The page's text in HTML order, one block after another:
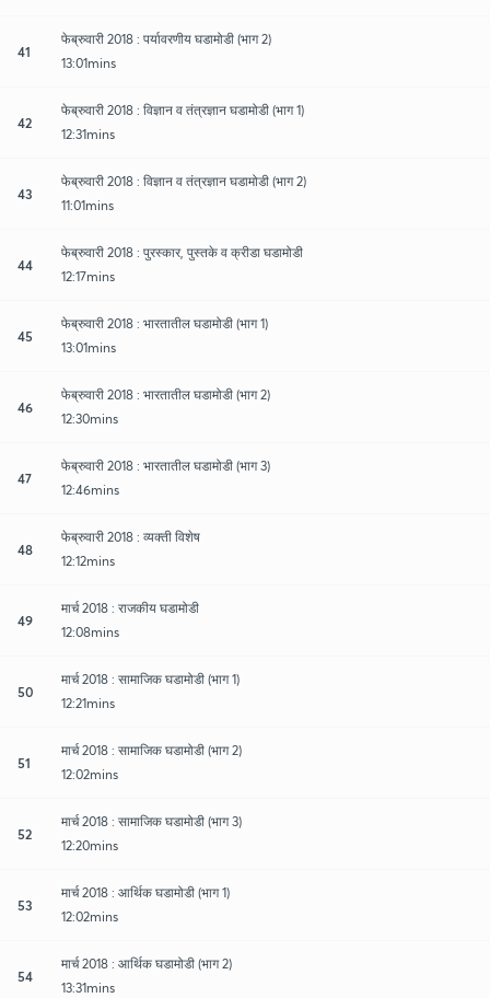
41
फेब्रुवारी 2018 : पर्यावरणीय घडामोडी (भाग 2)
13:01mins
42
फेब्रुवारी 2018 : विज्ञान व तंत्रज्ञान घडामोडी (भाग 1)
12:31mins
43
फेब्रुवारी 2018 : विज्ञान व तंत्रज्ञान घडामोडी (भाग 2)
11:01mins
44
फेब्रुवारी 2018 : पुरस्कार, पुस्तके व क्रीडा घडामोडी
12:17mins
45
फेब्रुवारी 2018 : भारतातील घडामोडी (भाग 1)
13:01mins
46
फेब्रुवारी 2018 : भारतातील घडामोडी (भाग 2)
12:30mins
47
फेब्रुवारी 2018 : भारतातील घडामोडी (भाग 3)
12:46mins
48
फेब्रुवारी 2018 : व्यक्ती विशेष
12:12mins
49
मार्च 2018 : राजकीय घडामोडी
12:08mins
50
मार्च 2018 : सामाजिक घडामोडी (भाग 1)
12:21mins
51
मार्च 2018 : सामाजिक घडामोडी (भाग 2)
12:02mins
52
मार्च 2018 : सामाजिक घडामोडी (भाग 3)
12:20mins
53
मार्च 2018 : आर्थिक घडामोडी (भाग 1)
12:02mins
54
मार्च 2018 : आर्थिक घडामोडी (भाग 2)
13:31mins